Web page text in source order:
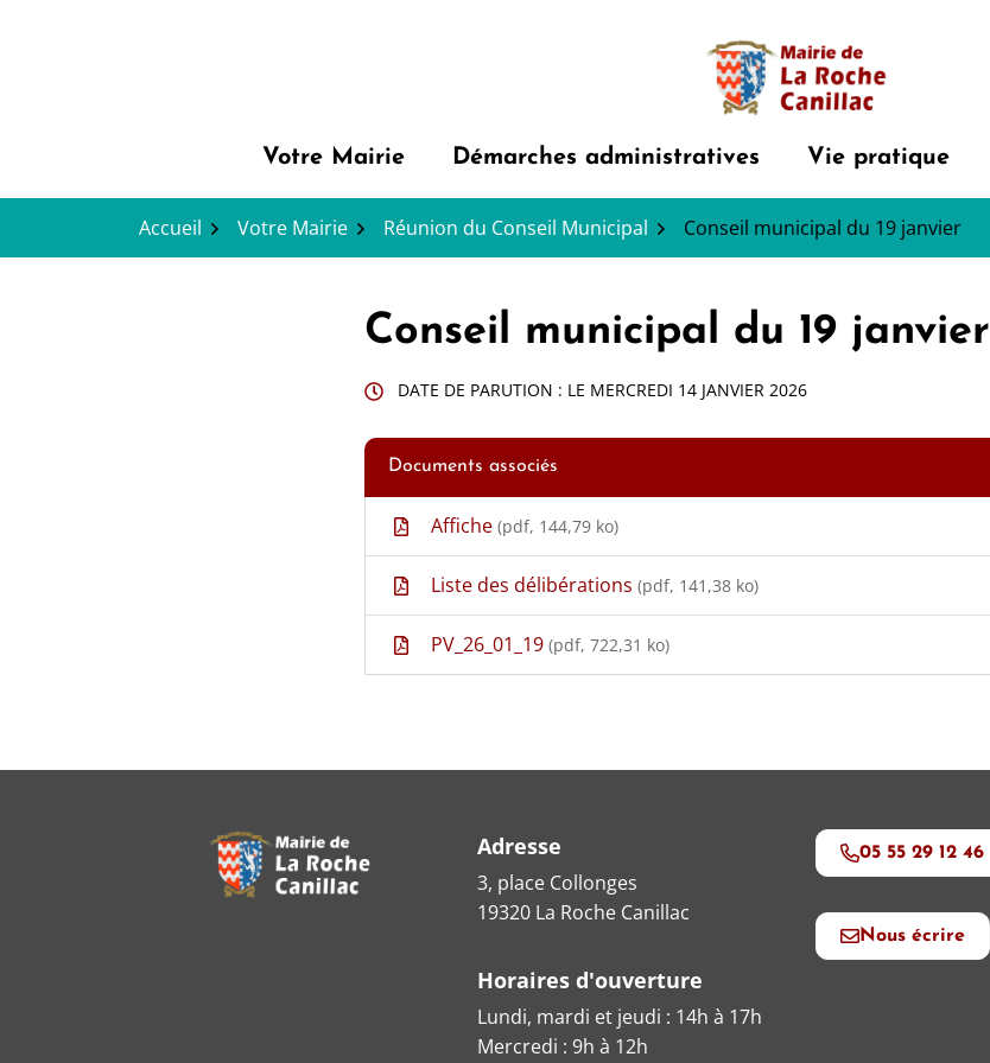
Votre Mairie Démarches administratives Vie pratique
Accueil Votre Mairie Réunion du Conseil Municipal Conseil municipal du 19 janvier
Conseil municipal du 19 janvier
DATE DE PARUTION : LE MERCREDI 14 JANVIER 2026
Documents associés
Affiche (pdf, 144,79 ko)
Liste des délibérations (pdf, 141,38 ko)
PV_26_01_19 (pdf, 722,31 ko)
Adresse
3, place Collonges
19320 La Roche Canillac
Horaires d'ouverture
Lundi, mardi et jeudi : 14h à 17h
Mercredi : 9h à 12h
05 55 29 12 46
Nous écrire